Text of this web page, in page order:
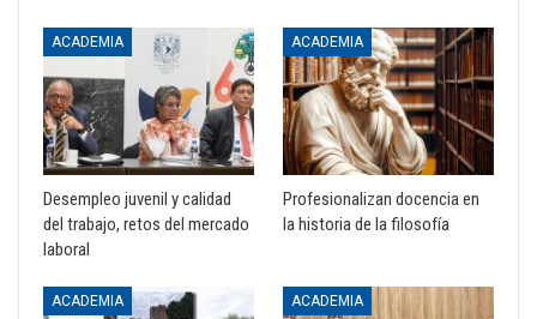
ACADEMIA
Desempleo juvenil y calidad
del trabajo, retos del mercado
laboral
ACADEMIA
Profesionalizan docencia en
la historia de la filosofía
ACADEMIA ACADEMIA